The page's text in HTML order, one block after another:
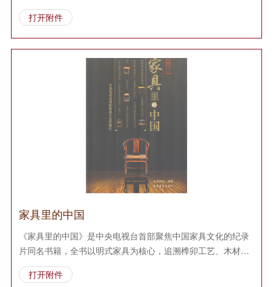
工艺、纹饰及文化寓意，结合考古发现与文献考据，揭示家具
背后的礼仪制度、生活美学与中西交流史，是一部面向大众的
古代家具通识读本。
打开附件
家具里的中国
《家具里的中国》是中央电视台首部聚焦中国家具文化的纪录
片同名书籍，全书以明式家具为核心，追溯榫卯工艺、木材文
化与文人生活美学。通过故宫博物院及民间珍藏的家具珍品，
解读家具背后的哲学思想、时代变迁与工匠精神，展现中国
打开附件